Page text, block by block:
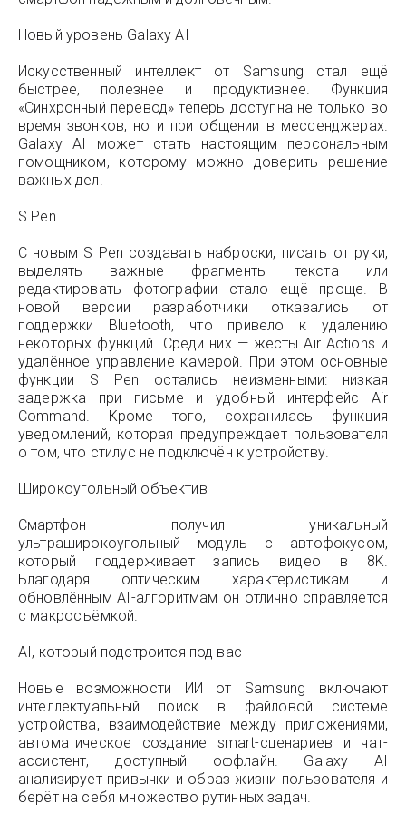
Новый уровень Galaxy AI
Искусственный интеллект от Samsung стал ещё
быстрее, полезнее и продуктивнее. Функция
«Синхронный перевод» теперь доступна не только во
время звонков, но и при общении в мессенджерах.
Galaxy AI может стать настоящим персональным
помощником, которому можно доверить решение
важных дел.
S Pen
С новым S Pen создавать наброски, писать от руки,
выделять важные фрагменты текста или
редактировать фотографии стало ещё проще. В
новой версии разработчики отказались от
поддержки Bluetooth, что привело к удалению
некоторых функций. Среди них — жесты Air Actions и
удалённое управление камерой. При этом основные
функции S Pen остались неизменными: низкая
задержка при письме и удобный интерфейс Air
Command. Кроме того, сохранилась функция
уведомлений, которая предупреждает пользователя
о том, что стилус не подключён к устройству.
Широкоугольный объектив
Смартфон получил уникальный
ультраширокоугольный модуль с автофокусом,
который поддерживает запись видео в 8K.
Благодаря оптическим характеристикам и
обновлённым AI-алгоритмам он отлично справляется
с макросъёмкой.
AI, который подстроится под вас
Новые возможности ИИ от Samsung включают
интеллектуальный поиск в файловой системе
устройства, взаимодействие между приложениями,
автоматическое создание smart-сценариев и чат-
ассистент, доступный оффлайн. Galaxy AI
анализирует привычки и образ жизни пользователя и
берёт на себя множество рутинных задач.